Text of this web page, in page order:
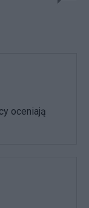
oceniają